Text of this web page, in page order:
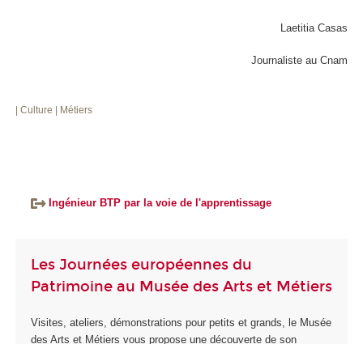
Laetitia Casas
Journaliste au Cnam
| Culture | Métiers
Ingénieur BTP par la voie de l'apprentissage
Les Journées européennes du
Patrimoine au Musée des Arts et Métiers
Visites, ateliers, démonstrations pour petits et grands, le Musée
des Arts et Métiers vous propose une découverte de son